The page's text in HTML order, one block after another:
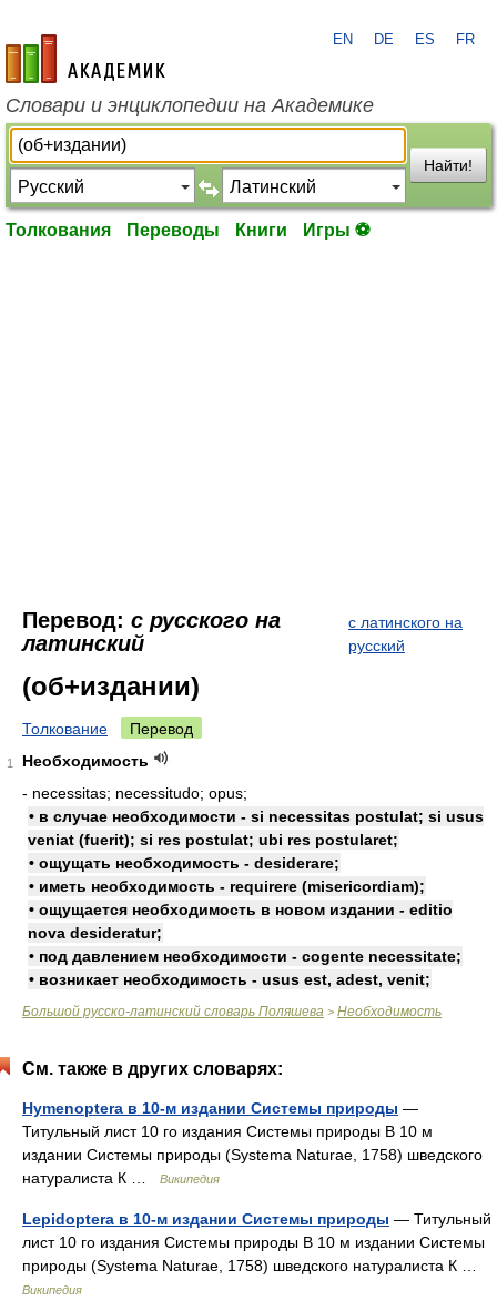
academic.ru
EN DE ES FR
Словари и энциклопедии на Академике
Найти!
Толкования Переводы Книги Игры ⚽
Перевод: с русского на
латинский
с латинского на
русский
(об+издании)
Толкование Перевод
1
Необходимость
- necessitas; necessitudo; opus;
• в случае необходимости - si necessitas postulat; si usus
veniat (fuerit); si res postulat; ubi res postularet;
• ощущать необходимость - desiderare;
• иметь необходимость - requirere (misericordiam);
• ощущается необходимость в новом издании - editio
nova desideratur;
• под давлением необходимости - cogente necessitate;
• возникает необходимость - usus est, adest, venit;
Большой русско-латинский словарь Поляшева > Необходимость
См. также в других словарях:
Hymenoptera в 10-м издании Системы природы —
Титульный лист 10 го издания Системы природы В 10 м
издании Системы природы (Systema Naturae, 1758) шведского
натуралиста К …
Википедия
Lepidoptera в 10-м издании Системы природы — Титульный
лист 10 го издания Системы природы В 10 м издании Системы
природы (Systema Naturae, 1758) шведского натуралиста К …
Википедия